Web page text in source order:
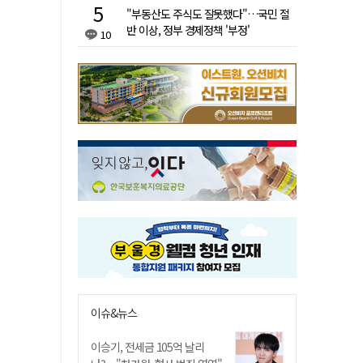
10
"부동산도 주식도 잘못했다"…국민 절
반 이상, 정부 경제정책 '부정'
이슈&뉴스
이승기, 전세금 105억 날리